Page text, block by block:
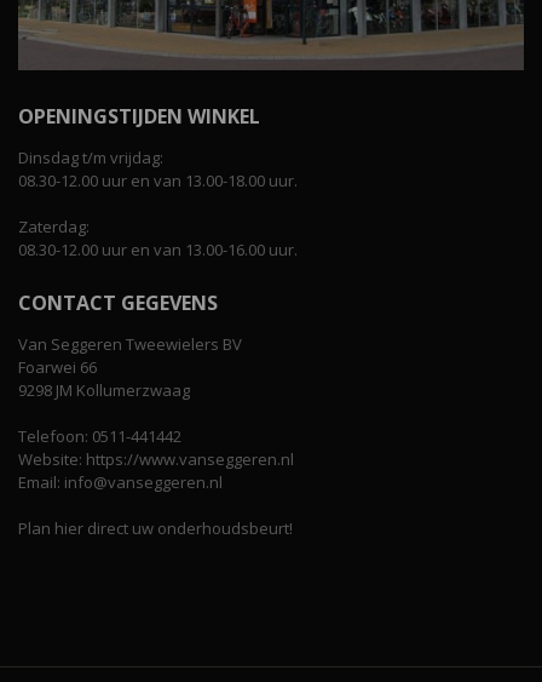
OPENINGSTIJDEN WINKEL
Dinsdag t/m vrijdag:
08.30-12.00 uur en van 13.00-18.00 uur.
Zaterdag:
08.30-12.00 uur en van 13.00-16.00 uur.
CONTACT GEGEVENS
Van Seggeren Tweewielers BV
Foarwei 66
9298 JM Kollumerzwaag
Telefoon: 0511-441442
Website: https://www.vanseggeren.nl
Email: info@vanseggeren.nl
Plan hier direct uw onderhoudsbeurt!